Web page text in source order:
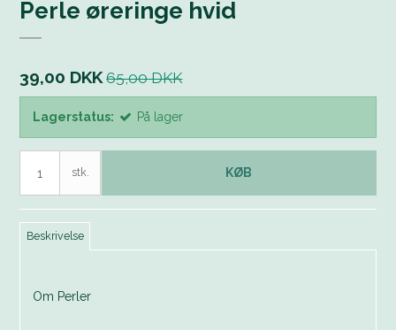
Perle øreringe hvid
39,00 DKK 65,00 DKK
Lagerstatus: På lager
stk. KØB
Beskrivelse
Om Perler